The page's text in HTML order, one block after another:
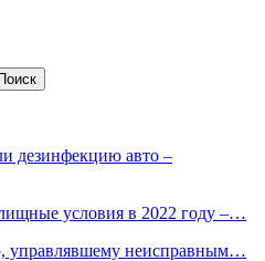
дезинфекцию авто –
условия в 2022 году –…
управлявшему неисправным…